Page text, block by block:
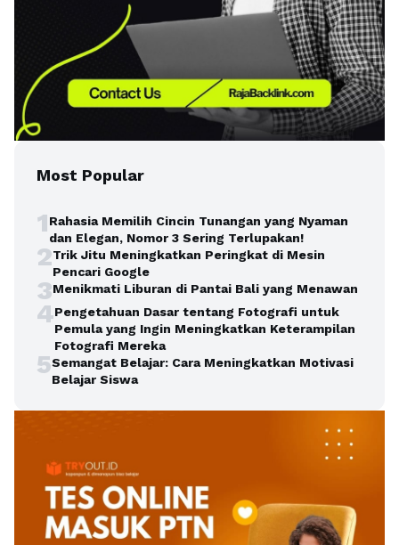
Most Popular
1Rahasia Memilih Cincin Tunangan yang Nyaman
dan Elegan, Nomor 3 Sering Terlupakan!
2Trik Jitu Meningkatkan Peringkat di Mesin
Pencari Google
3Menikmati Liburan di Pantai Bali yang Menawan
4Pengetahuan Dasar tentang Fotografi untuk
Pemula yang Ingin Meningkatkan Keterampilan
Fotografi Mereka
5Semangat Belajar: Cara Meningkatkan Motivasi
Belajar Siswa